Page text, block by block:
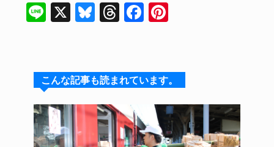
Li
X
Bl
s
k
y
T
a
d
s
F
e
b
o
o
e
st
こんな記事も読まれています。